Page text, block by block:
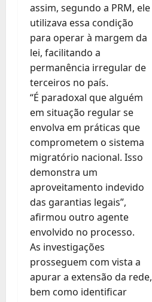
assim, segundo a PRM, ele
utilizava essa condição
para operar à margem da
lei, facilitando a
permanência irregular de
terceiros no país.
“É paradoxal que alguém
em situação regular se
envolva em práticas que
comprometem o sistema
migratório nacional. Isso
demonstra um
aproveitamento indevido
das garantias legais”,
afirmou outro agente
envolvido no processo.
As investigações
prosseguem com vista a
apurar a extensão da rede,
bem como identificar